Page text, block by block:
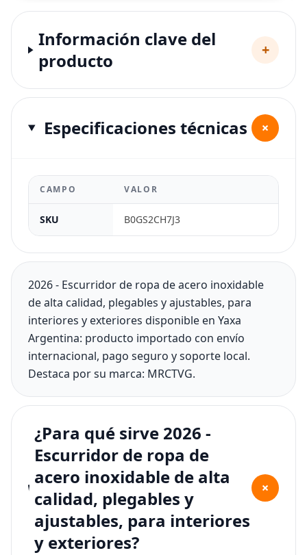
Información clave del
producto
+
Especificaciones técnicas +
CAMPO VALOR
SKU B0GS2CH7J3
2026 - Escurridor de ropa de acero inoxidable
de alta calidad, plegables y ajustables, para
interiores y exteriores disponible en Yaxa
Argentina: producto importado con envío
internacional, pago seguro y soporte local.
Destaca por su marca: MRCTVG.
¿Para qué sirve 2026 -
Escurridor de ropa de
acero inoxidable de alta
calidad, plegables y
ajustables, para interiores
y exteriores?
+